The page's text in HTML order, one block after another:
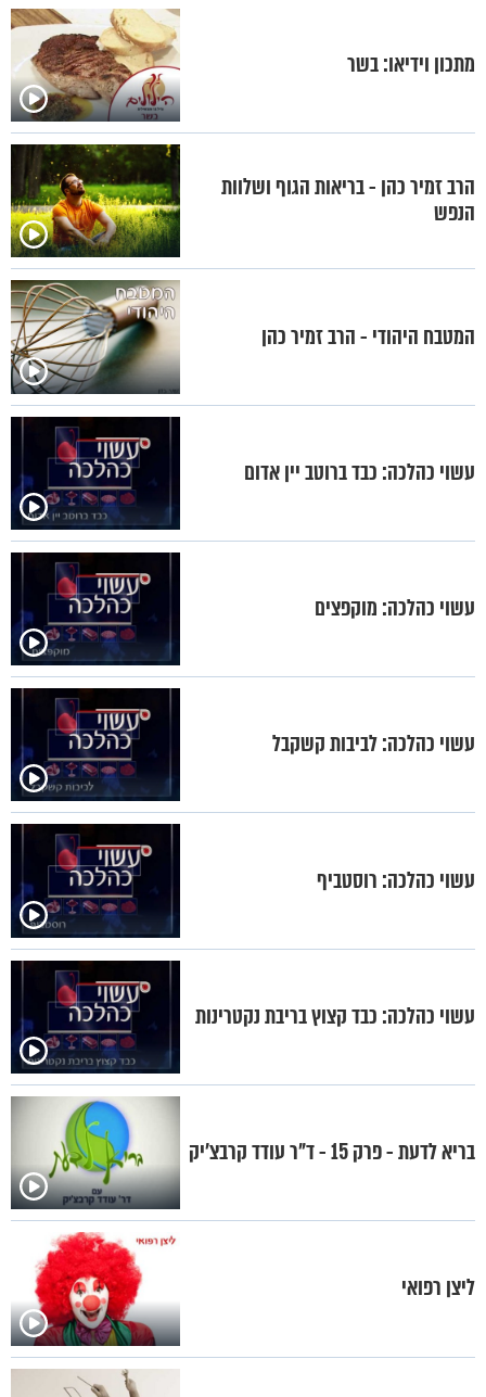
מתכון וידיאו: בשר
הרב זמיר כהן - בריאות הגוף ושלוות
הנפש
המטבח היהודי - הרב זמיר כהן
עשוי כהלכה: כבד ברוטב יין אדום
עשוי כהלכה: מוקפצים
עשוי כהלכה: לביבות קשקבל
עשוי כהלכה: רוסטביף
עשוי כהלכה: כבד קצוץ בריבת נקטרינות
בריא לדעת - פרק 15 - ד"ר עודד קרבצ'יק
ליצן רפואי